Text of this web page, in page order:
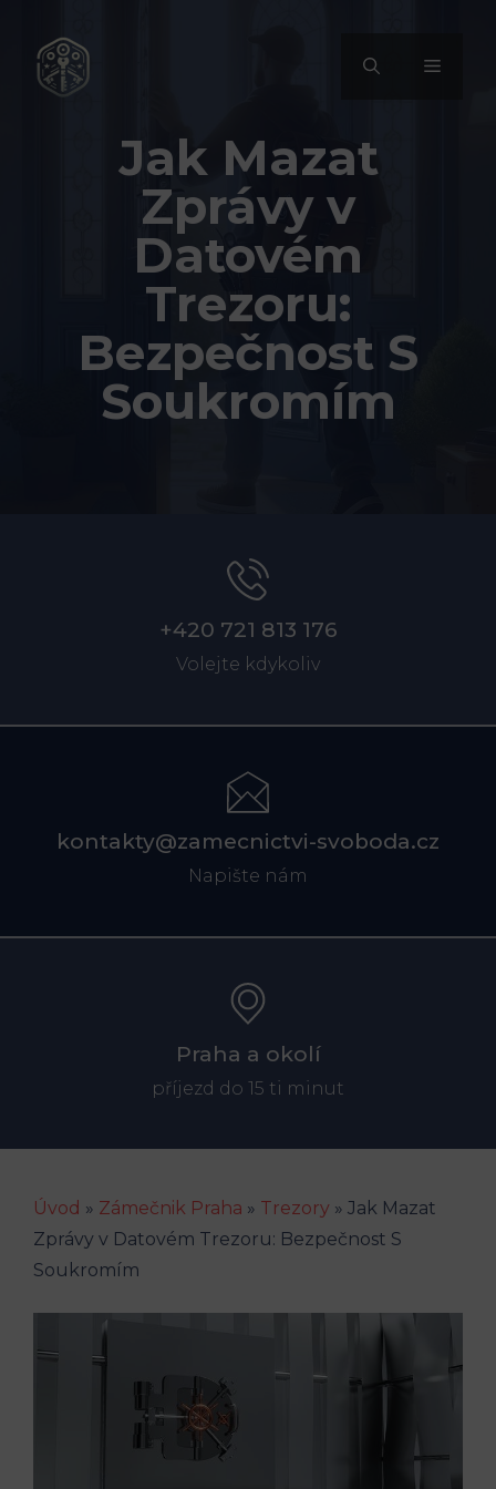
obsah
MENU
Jak Mazat
Zprávy v
Datovém
Trezoru:
Bezpečnost S
Soukromím
+420 721 813 176
Volejte kdykoliv
kontakty@zamecnictvi-svoboda.cz
Napište nám
Praha a okolí
příjezd do 15 ti minut
Úvod » Zámečnik Praha » Trezory » Jak Mazat
Zprávy v Datovém Trezoru: Bezpečnost S
Soukromím